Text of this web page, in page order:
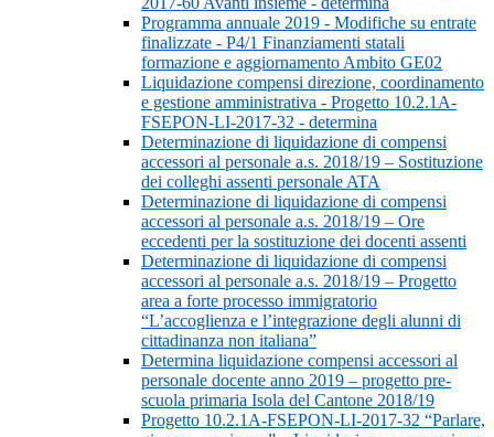
Programma annuale 2019 - Modifiche su entrate
finalizzate - P4/1 Finanziamenti statali
formazione e aggiornamento Ambito GE02
Liquidazione compensi direzione, coordinamento
e gestione amministrativa - Progetto 10.2.1A-
FSEPON-LI-2017-32 - determina
Determinazione di liquidazione di compensi
accessori al personale a.s. 2018/19 – Sostituzione
dei colleghi assenti personale ATA
Determinazione di liquidazione di compensi
accessori al personale a.s. 2018/19 – Ore
eccedenti per la sostituzione dei docenti assenti
Determinazione di liquidazione di compensi
accessori al personale a.s. 2018/19 – Progetto
area a forte processo immigratorio
“L’accoglienza e l’integrazione degli alunni di
cittadinanza non italiana”
Determina liquidazione compensi accessori al
personale docente anno 2019 – progetto pre-
scuola primaria Isola del Cantone 2018/19
Progetto 10.2.1A-FSEPON-LI-2017-32 “Parlare,